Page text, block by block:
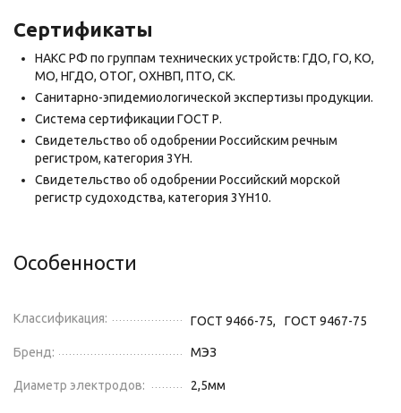
Сертификаты
НАКС РФ по группам технических устройств: ГДО, ГО, КО,
МО, НГДО, ОТОГ, ОХНВП, ПТО, СК.
Санитарно-эпидемиологической экспертизы продукции.
Система сертификации ГОСТ Р.
Свидетельство об одобрении Российским речным
регистром, категория 3YH.
Свидетельство об одобрении Российский морской
регистр судоходства, категория 3YH10.
Особенности
Классификация: ГОСТ 9466-75, ГОСТ 9467-75
Бренд: МЭЗ
Диаметр электродов: 2,5мм